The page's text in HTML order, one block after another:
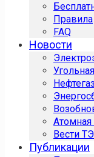
Правила
FAQ
Новости
Атомная
Вести
Публикации